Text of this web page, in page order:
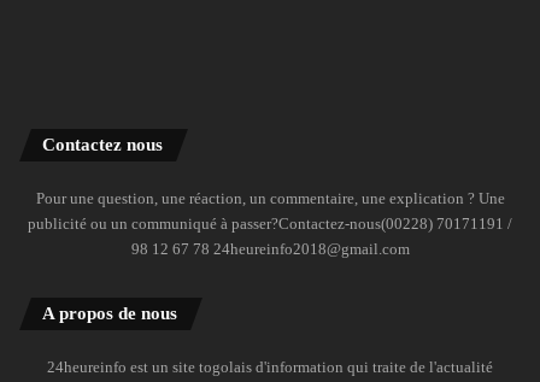
Contactez nous
Pour une question, une réaction, un commentaire, une explication ? Une
publicité ou un communiqué à passer?Contactez-nous(00228) 70171191 /
98 12 67 78 24heureinfo2018@gmail.com
A propos de nous
24heureinfo est un site togolais d'information qui traite de l'actualité